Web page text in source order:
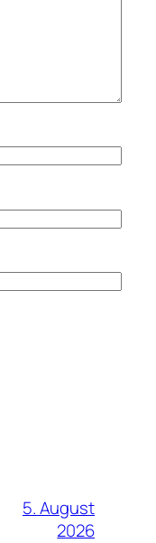
5. August
2026